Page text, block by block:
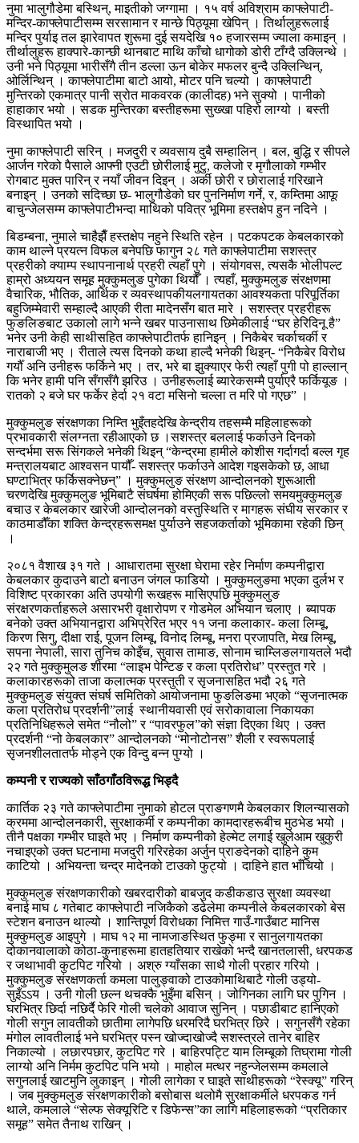
नुमा भालुगौडेमा बस्थिन्, माइतीको जग्गामा । १५ वर्ष ‍अविश्राम काफ्लेपाटी-
मन्दिर-काफ्लेपाटीसम्म सरसामान र मान्छे पिठ्यूमा खेपिन् । तिर्थालुहरूलाई
मन्दिर पुर्याइ तल झारेवापत शुरूमा दुई सयदेखि १० हजारसम्म ज्याला कमाइन् ।
तीर्थालुहरू हाक्पारे-कान्छी थानबाट माथि काँचो धागोको डोरी टाँग्दै उक्लिन्थे ।
उनी भने पिठ्यूमा भारीसँगै तीन डल्ला ऊन बोकेर मफलर बुन्दै उक्लिन्थिन्,
ओर्लिन्थिन् । काफ्लेपाटीमा बाटो आयो, मोटर पनि चल्यो । काफ्लेपाटी
मुन्तिरको एकमात्र पानी स्रोत माकवरक (कालीदह) भने सुक्यो । पानीको
हाहाकार भयो । सडक मुन्तिरका बस्तीहरूमा सुख्खा पहिरो लाग्यो । बस्ती
विस्थापित भयो ।
नुमा काफ्लेपाटी सरिन् । मजदुरी र व्यवसाय दुबै सम्हालिन् । बल, बुद्धि र सीपले
आर्जन गरेको पैसाले आफ्नी एउटी छोरीलाई मुटु, कलेजो र मृगौलाको गम्भीर
रोगबाट मुक्त पारिन् र नयाँ जीवन दिइन् । अर्की छोरी र छोरालाई गरिखाने
बनाइन् । उनको सदिच्छा छ- भालुगौडेको घर पुननिर्माण गर्ने, र, कम्तिमा आफू
बाचुन्जेलसम्म काफ्लेपाटीभन्दा माथिको पवित्र भूमिमा हस्तक्षेप हुन नदिने ।
बिडम्बना, नुमाले चाहैझैँ हस्तक्षेप नहुने स्थिति रहेन । पटकपटक केबलकारको
काम थाल्ने प्रयत्न विफल बनेपछि फागुन २८ गते काफ्लेपाटीमा सशस्त्र
प्रहरीको क्याम्प स्थापनानार्थ प्रहरी त्यहाँ पुगे । संयोगवस, त्यसकै भोलीपल्ट
हाम्रो अध्ययन समूह मुक्कुमलुङ पुगेका थियौँ । त्यहाँ, मुक्कुमलुङ संरक्षणमा
वैचारिक, भौतिक, आर्थिक र व्यवस्थापकीयलगायतका आवश्यकता परिपूर्तिका
बहुजिम्मेवारी सम्हाल्दै आएकी रीता मादेनसँग बात मारे । सशस्त्र प्रहरीहरू
फुङलिङबाट उकालो लागे भन्ने खबर पाउनासाथ छिमेकीलाई “घर हेरिदिनू है”
भनेर उनी केही साथीसहित काफ्लेपाटीतर्फ हानिइन् । निकैबेर चर्काचर्की र
नाराबाजी भए । रीताले त्यस दिनको कथा हाल्दै भनेकी थिइन्- “निकैबेर विरोध
गर्यौँ अनि उनीहरू फर्किने भए । तर, भरे बा झुक्याएर फेरी त्यहाँ पुगी पो हाल्लान्
कि भनेर हामी पनि सँगसँगै झरिउ । उनीहरूलाई ब्यारेकसम्मै पुर्याएरै फर्कियूङ ।
रातको २ बजे घर फर्केर हेर्दा २१ वटा मसिनो चल्ला त मरि पो गएछ” ।
मुक्कुमलुङ संरक्षणका निम्ति भुइँतहदेखि केन्द्रीय तहसम्मै महिलाहरूको
प्रभावकारी संलग्नता रहीआएको छ ।सशस्त्र बललाई फर्काउने दिनको
सन्दर्भमा सरू सिंगकले भनेकी थिइन् “केन्द्रमा हामीले कोशीस गर्दागर्दा बल्ल गृह
मन्त्रालयबाट आश्वसन पायौँ- सशस्त्र फर्काउने आदेश गइसकेको छ, आधा
घण्टाभित्र फर्किसक्नेछन्” । मुक्कुमलुङ संरक्षण आन्दोलनको शुरूआती
चरणदेखि मुक्कुमलुङ भूमिबाटै संघर्षमा होमिएकी सरू पछिल्लो समयमुक्कुमलुङ
बचाउ र केबलकार खारेजी आन्दोलनको वस्तुस्थिति र मागहरू संघीय सरकार र
काठमाडौँका शक्ति केन्द्रहरूसमक्ष पुर्याउने सहजकर्ताको भूमिकामा रहेकी छिन्
।
२०८१ वैशाख ३१ गते । आधारातमा सुरक्षा घेरामा रहेर निर्माण कम्पनीद्वारा
केबलकार कुदाउने बाटो बनाउन जंगल फाडियो । मुक्कुमलुङमा भएका दुर्लभ र
विशिष्ट प्रकारका अति उपयोगी रूखहरू मासिएपछि मुक्कुमलुङ
संरक्षरणकर्ताहरूले असारभरी वृक्षारोपण र गोडमेल अभियान चलाए । ब्यापक
बनेको उक्त अभियानद्वारा अभिप्रेरित भएर ११ जना कलाकार- कला लिम्बू,
किरण सिगु, दीक्षा राई, पूजन लिम्बू, विनोद लिम्बू, मनरा प्रजापति, मेख लिम्बू,
सपना नेपाली, सारा तुनिच कोइँच, सुवास तामाङ, सोनाम चाम्लिङलगायतले भदौ
२२ गते मुक्कुमुलङ शीरमा “लाइभ पेन्टिङ र कला प्रतिरोध” प्रस्तुत गरे ।
कलाकारहरूको ताजा कलात्मक प्रस्तुती र सृजनासहित भदौ २६ गते
मुक्कुमलुङ संयुक्त संघर्ष समितिको आयोजनामा फुङलिङमा भएको “सृजनात्मक
कला प्रतिरोध प्रदर्शनी”लाई स्थानीयवासी एवं सरोकावाला निकायका
प्रतिनिधिहरूले समेत “नौलो” र “पावरफुल”को संज्ञा दिएका थिए । उक्त
प्रदर्शनी “नो केबलकार” आन्दोलनको “मोनोटोनस” शैली र स्वरूपलाई
सृजनशीलतातर्फ मोड्ने एक विन्दु बन्न पुग्यो ।
कम्पनी र राज्यको साँठगाँठविरूद्ध भिड्दै
कार्तिक २३ गते काफ्लेपाटीमा नुमाको होटल प्राङगणमै केबलकार शिलन्यासको
क्रममा आन्दोलनकारी, सुरक्षाकर्मी र कम्पनीका कामदारहरूबीच मुठभेड भयो ।
तीनै पक्षका गम्भीर घाइते भए । निर्माण कम्पनीको हेल्मेट लगाई खुलेआम खुकुरी
नचाइएको उक्त घटनामा मजदुरी गरिरहेका अर्जुन प्राङदेनको दाहिने कुम
काटियो । अभियन्ता चन्द्र मादेनको टाउको फुट्यो । दाहिने हात भाँचियो ।
मुक्कुमलुङ संरक्षणकारीको खबरदारीको बाबजुद कडीकडाउ सुरक्षा व्यवस्था
बनाई माघ ८ गतेबाट काफ्लेपाटी नजिकैको डढेलेमा कम्पनीले केबलकारको बेस
स्टेशन बनाउन थाल्यो । शान्तिपूर्ण विरोधका निमित्त गाउँ-गाउँबाट मानिस
मुक्कुमलुङ आइपुगे । माघ १२ मा नामजाङस्थित फुङ्मा र सानुलगायतका
दोकानवालाको कोठा-कुनाहरूमा हातहतियार राखेको भन्दै खानतलासी, धरपकड
र जथाभावी कुटपिट गरियो । अश्रु ग्याँसका साथै गोली प्रहार गरियो ।
मुक्कुमलुङ संरक्षणकर्ता कमला पालुङ्वाको टाउकोमाथिबाटै गोली उड्यो-
सुइँऽऽय । उनी गोली छल्न थचक्कै भुइँमा बसिन् । जोगिनका लागि घर पुगिन ।
घरभित्र छिर्दा नछिर्दै फेरि गोली चलेको आवाज सुनिन् । पछाडीबाट हानिएको
गोली सगुन लावतीको छातीमा लागेपछि धरमरिदै घरभित्र छिरे । सगुनसँगै रहेका
मंगोल लावतीलाई भने घरभित्र पस्न खोज्दाखोज्दै सशस्त्रले तानेर बाहिर
निकाल्यो । लछारपछार, कुटपिट गरे । बाहिरपट्टि याम लिम्बूको तिघ्रामा गोली
लाग्यो अनि निर्मम कुटपिट पनि भयो । माहोल मत्थर नहुन्जेलसम्म कमलाले
सगुनलाई खाटमुनि लुकाइन् । गोली लागेका र घाइते साथीहरूको “रेस्क्यू” गरिन्
। जब मुक्कुमलुङ संरक्षणकारीको बसोबास थलोमै सुरक्षाकर्मीले धरपकड गर्न
थाले, कमलाले “सेल्फ सेक्यूरिटि र डिफेन्स”का लागि महिलाहरूको “प्रतिकार
समूह” समेत तैनाथ राखिन् ।